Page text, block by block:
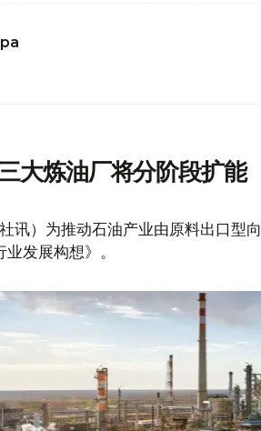
大炼油厂将分阶段扩能
社讯）为推动石油产业由原料出口型
发展构想》。